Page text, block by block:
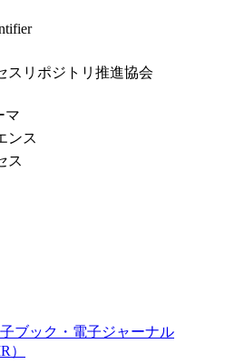
スリポジトリ推進協会
マ
ンス
ス
ブック・電子ジャーナル
）